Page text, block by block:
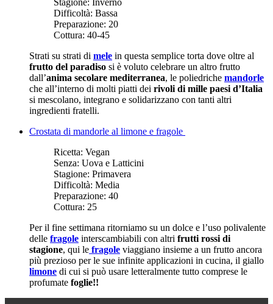
Difficoltà: Bassa
Preparazione: 20
Cottura: 40-45
Strati su strati di mele in questa semplice torta dove oltre al
frutto del paradiso si è voluto celebrare un altro frutto
dall’anima secolare mediterranea, le poliedriche mandorle
che all’interno di molti piatti dei rivoli di mille paesi d’Italia
si mescolano, integrano e solidarizzano con tanti altri
ingredienti fratelli.
Crostata di mandorle al limone e fragole
Ricetta: Vegan
Senza: Uova e Latticini
Stagione: Primavera
Difficoltà: Media
Preparazione: 40
Cottura: 25
Per il fine settimana ritorniamo su un dolce e l’uso polivalente
delle fragole interscambiabili con altri frutti rossi di
stagione, qui le fragole viaggiano insieme a un frutto ancora
più prezioso per le sue infinite applicazioni in cucina, il giallo
limone di cui si può usare letteralmente tutto comprese le
profumate foglie!!